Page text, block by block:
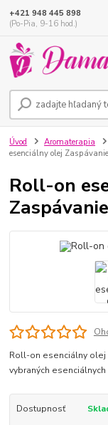
+421 948 445 898
(Po-Pia, 9-16 hod.)
Úvod Aromaterapia
esenciálny olej
Roll-on
Roll-on esenciálny
vybraných
Dostupnosť